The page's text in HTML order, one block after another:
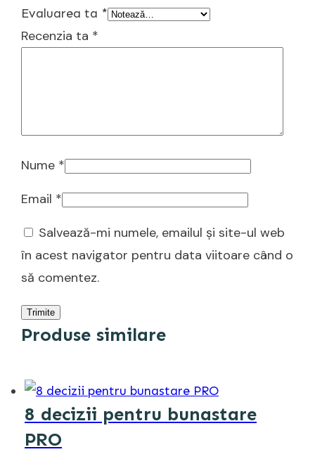
Evaluarea ta *
Recenzia ta *
Nume *
Email *
Salvează-mi numele, emailul și site-ul web
în acest navigator pentru data viitoare când o
să comentez.
Trimite
Produse similare
8 decizii pentru bunastare
PRO